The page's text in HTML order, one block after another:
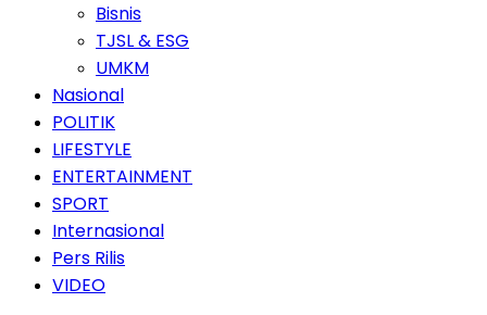
Bisnis
TJSL & ESG
UMKM
Nasional
POLITIK
LIFESTYLE
ENTERTAINMENT
SPORT
Internasional
Pers Rilis
VIDEO